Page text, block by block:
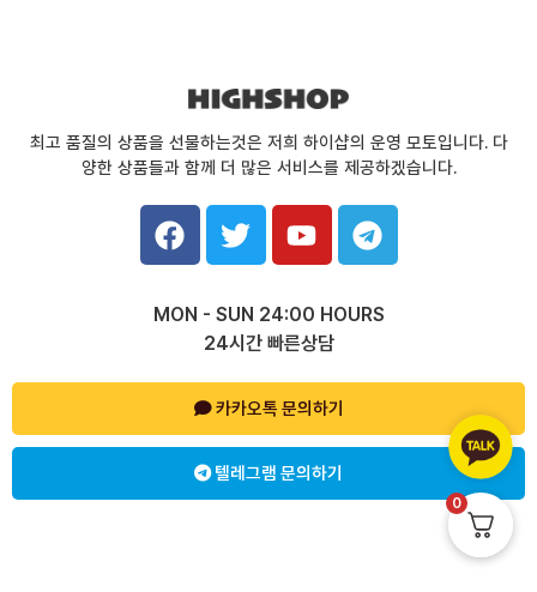
최고 품질의 상품을 선물하는것은 저희 하이샵의 운영 모토입니다. 다
양한 상품들과 함께 더 많은 서비스를 제공하겠습니다.
F
a
c
b
o
T
w
i
t
e
r
Y
o
u
u
b
e
T
e
l
g
a
MON - SUN 24:00 HOURS
24시간 빠른상담
카카오톡 문의하기
텔레그램 문의하기
0